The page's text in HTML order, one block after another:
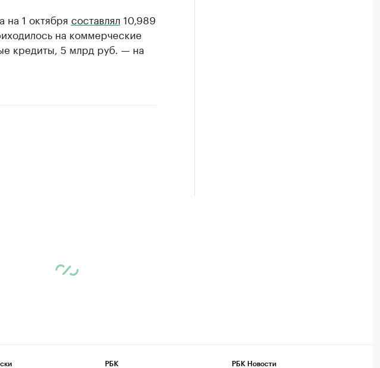
1 октября составлял 10,989
на коммерческие
кредиты, 5 млрд руб. — на
РБК РБК Новости